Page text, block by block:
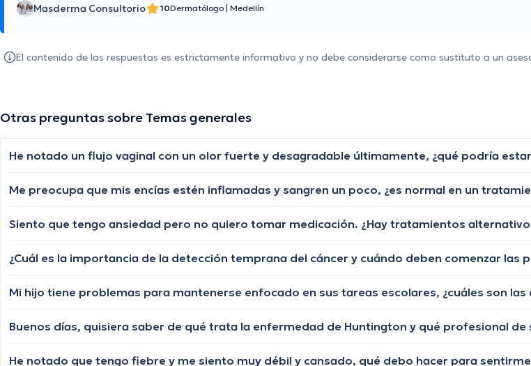
Masderma Consultorio 10Dermatólogo Medellín
El contenido de las respuestas es estrictamente informativo y no debe considerarse como sustituto a un
Otras preguntas sobre Temas generales
He notado un flujo vaginal con un olor fuerte y desagradable últimamente, ¿qué podría
Me preocupa que mis encías estén inflamadas y sangren un poco, ¿es normal en un
Siento que tengo ansiedad pero no quiero tomar medicación. ¿Hay tratamientos
¿Cuál es la importancia de la detección temprana del cáncer y cuándo deben comenzar las
Buenos días, quisiera saber de qué trata la enfermedad de Huntington y qué profesional